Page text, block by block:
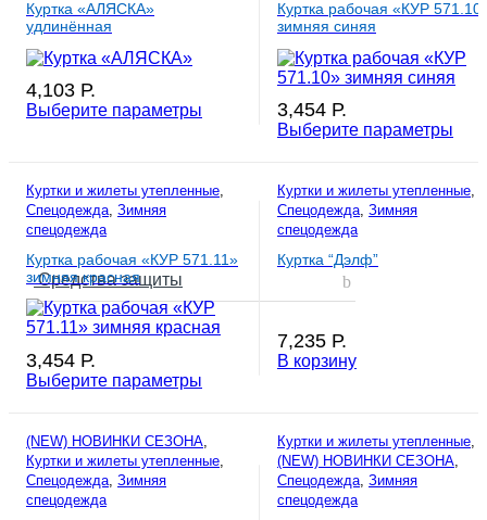
Средства защиты
Куртка «АЛЯСКА»
удлинённая
4,103 Р.
Выберите параметры
Куртка рабочая «КУР
зимняя синяя
3,454 Р.
Выберите параметры
Куртки и жилеты утепленные,
Спецодежда, Зимняя
спецодежда
Куртка рабочая «КУР 571.11»
зимняя красная
3,454 Р.
Выберите параметры
Куртки и жилеты утепленные,
Спецодежда, Зимняя
спецодежда
Куртка “Дэлф”
7,235 Р.
В корзину
(NEW) НОВИНКИ СЕЗОНА
Куртки и жилеты утепленные
Спецодежда Зимняя
спецодежда
Куртки и жилеты утепленные
(NEW) НОВИНКИ СЕЗОНА
Спецодежда Зимняя
спецодежда